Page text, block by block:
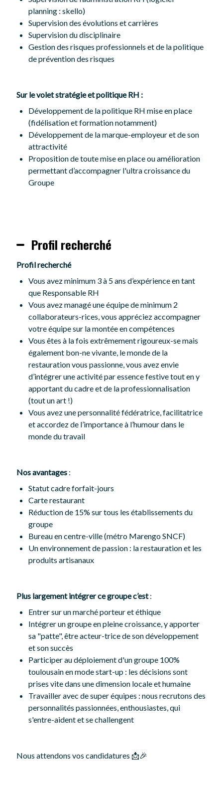
planning : skello)
Supervision des évolutions et carrières
Supervision du disciplinaire
Gestion des risques professionnels et de la politique
de prévention des risques
Sur le volet stratégie et politique RH :
Développement de la politique RH mise en place
(fidélisation et formation notamment)
Développement de la marque-employeur et de son
attractivité
Proposition de toute mise en place ou amélioration
permettant d’accompagner l'ultra croissance du
Groupe
Profil recherché
Profil recherché
Vous avez minimum 3 à 5 ans d’expérience en tant
que Responsable RH
Vous avez managé une équipe de minimum 2
collaborateurs-rices, vous appréciez accompagner
votre équipe sur la montée en compétences
Vous êtes à la fois extrêmement rigoureux-se mais
également bon-ne vivante, le monde de la
restauration vous passionne, vous avez envie
d’intégrer une activité par essence festive tout en y
apportant du cadre et de la professionnalisation
(tout un art !)
Vous avez une personnalité fédératrice, facilitatrice
et accordez de l’importance à l’humour dans le
monde du travail
Nos avantages:
Statut cadre forfait-jours
Carte restaurant
Réduction de 15% sur tous les établissements du
groupe
Bureau en centre-ville (métro Marengo SNCF)
Un environnement de passion : la restauration et les
produits artisanaux
Plus largement intégrer ce groupe c’est:
Entrer sur un marché porteur et éthique
Intégrer un groupe en pleine croissance, y apporter
sa "patte", être acteur-trice de son développement
et son succès
Participer au déploiement d'un groupe 100%
toulousain en mode start-up : les décisions sont
prises vite dans une dimension locale et humaine
Travailler avec de super équipes : nous recrutons des
personnalités passionnées, enthousiastes, qui
s'entre-aident et se challengent
Nous attendons vos candidatures 📩🎉